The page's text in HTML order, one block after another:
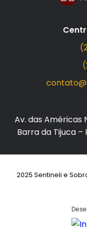
Av. das Américas
Barra da Tijuca –
2025 Sentineli e